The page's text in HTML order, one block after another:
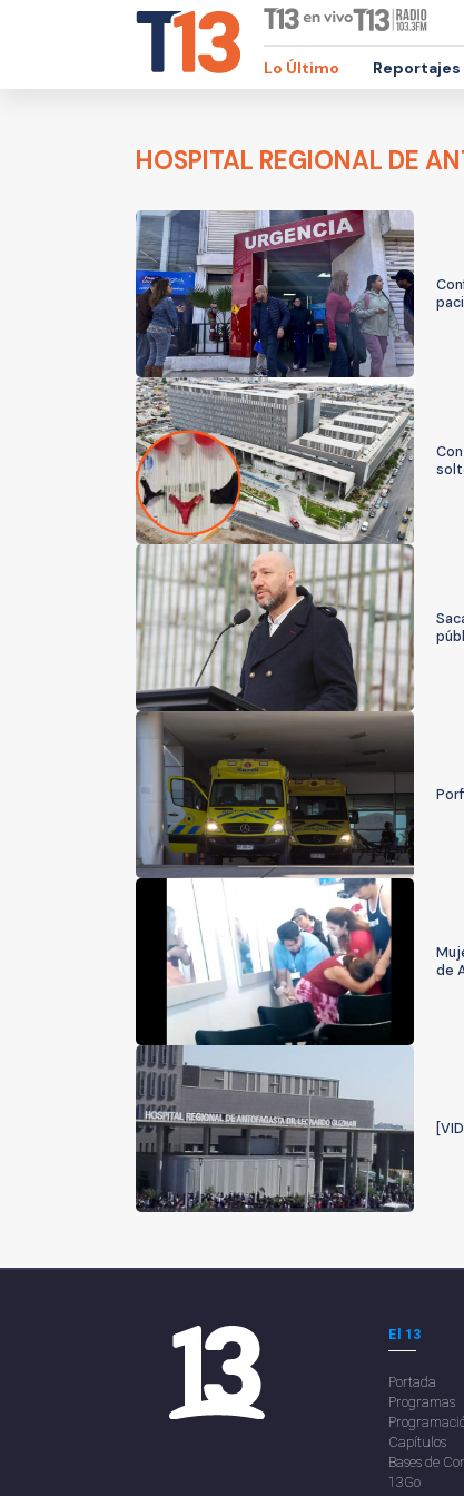
Lo Último
HOSPITAL REGIONAL DE
de
El 13
Portada
Programas
Capítulos
Bases de
13Go